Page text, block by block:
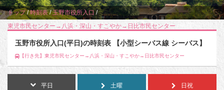
トップ/時刻表/玉野市役所入口/
東児市民センター→八浜・深山・すこやか→日比市民センター
玉野市役所入口(平日)の時刻表 【小型シーバス線 シーバス】
【行き先】東児市民センター→八浜・深山・すこやか→日比市民センター
平日 土曜 日祝